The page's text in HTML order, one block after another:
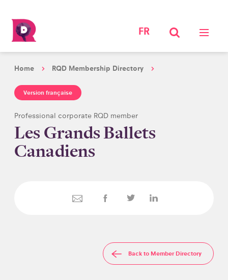
FR
Home RQD Membership Directory
Version française
Professional corporate RQD member
Les Grands Ballets
Canadiens
Back to Member Directory